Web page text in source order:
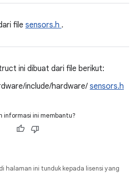
file sensors.h .
ini dibuat dari file berikut:
include/hardware/ sensors.h
informasi ini membantu?
halaman ini tunduk kepada lisensi yang